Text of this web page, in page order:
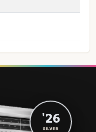
'26
SILVER